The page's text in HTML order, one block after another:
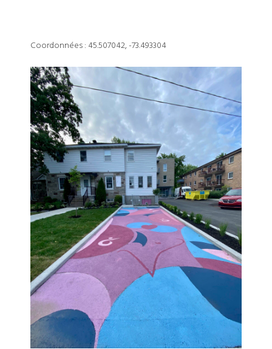
Coordonnées : 45.507042, -73.493304